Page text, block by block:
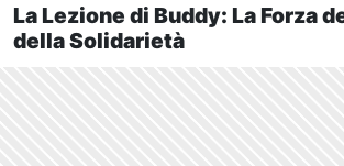
La Lezione di Buddy: La Forza
della Solidarietà